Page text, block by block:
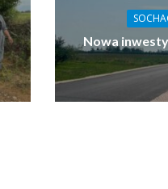
Nowa